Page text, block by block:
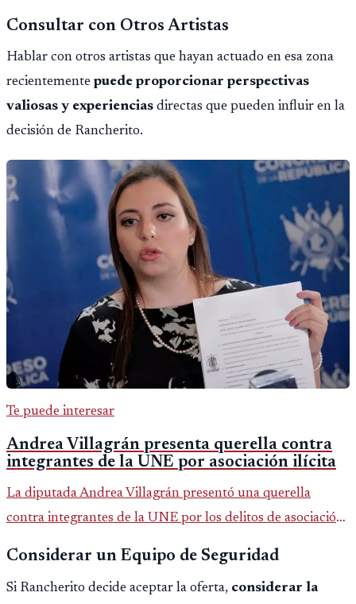
Consultar con Otros Artistas
Hablar con otros artistas que hayan actuado en esa zona
recientemente puede proporcionar perspectivas
valiosas y experiencias directas que pueden influir en la
decisión de Rancherito.
Te puede interesar
Andrea Villagrán presenta querella contra
integrantes de la UNE por asociación ilícita
La diputada Andrea Villagrán presentó una querella
contra integrantes de la UNE por los delitos de asociación
Considerar un Equipo de Seguridad
Si Rancherito decide aceptar la oferta, considerar la